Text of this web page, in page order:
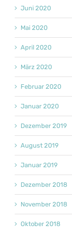
Juni 2020
Mai 2020
April 2020
März 2020
Februar 2020
Januar 2020
Dezember 2019
August 2019
Januar 2019
Dezember 2018
November 2018
Oktober 2018